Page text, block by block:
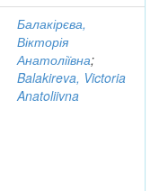
Балакірєва,
Вікторія
Анатоліївна;
Balakireva, Victoria
Anatoliivna